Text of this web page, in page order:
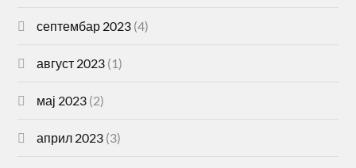
септембар 2023 (4)
август 2023 (1)
мај 2023 (2)
април 2023 (3)